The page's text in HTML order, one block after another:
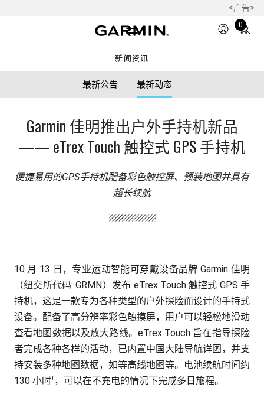
<广告>
0
Total
items
新闻资讯
最新公告 最新动态
Garmin 佳明推出户外手持机新品
—— eTrex Touch 触控式 GPS 手持机
便捷易用的GPS手持机配备彩色触控屏、预装地图并具有
超长续航
10 月 13 日，专业运动智能可穿戴设备品牌 Garmin 佳明
（纽交所代码: GRMN）发布 eTrex Touch 触控式 GPS 手
持机，这是一款专为各种类型的户外探险而设计的手持式
设备。配备了高分辨率彩色触摸屏，用户可以轻松地滑动
查看地图数据以及放大路线。eTrex Touch 旨在指导探险
者完成各种各样的活动，已内置中国大陆导航详图，并支
持安装多种地图数据，如等高线地图等。电池续航时间约
130 小时1 ，可以在不充电的情况下完成多日旅程。